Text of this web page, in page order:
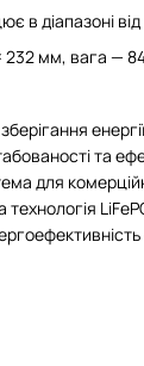
діапазоні
232 мм, вага —
та
для